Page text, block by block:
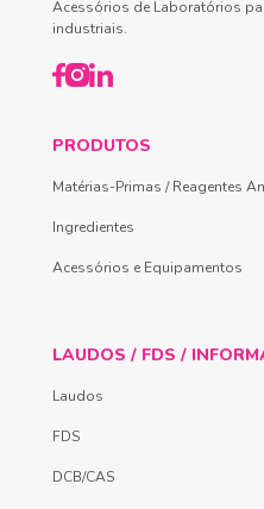
Acessórios de Laboratórios
industriais.
PRODUTOS
Matérias-Primas / Reagentes
Ingredientes
Acessórios e Equipamentos
LAUDOS / FDS /
Laudos
FDS
DCB/CAS